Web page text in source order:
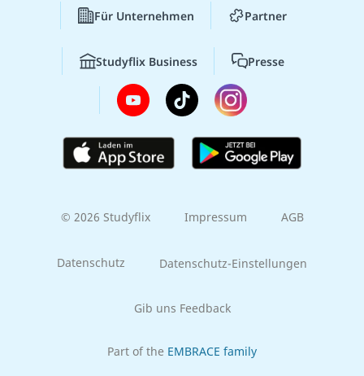
Für Unternehmen Partner
Studyflix Business Presse
© 2026 Studyflix Impressum AGB
Datenschutz Datenschutz-Einstellungen
Gib uns Feedback
Part of the EMBRACE family